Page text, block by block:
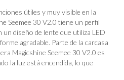
útiles y muy visible en la
Seemee 30 V2.0 tiene un perfil
diseño de lente que utiliza LED
agradable. Parte de la carcasa
Magicshine Seemee 30 V2.0 es
la luz está encendida, lo que